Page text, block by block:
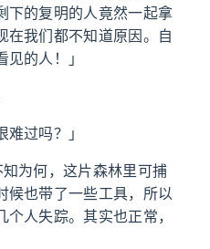
下的复明的人竟然一起拿
在我们都不知道原因。自
的人！」
过吗？」
为何，这片森林里可捕
候也带了一些工具，所以
人失踪。其实也正常，